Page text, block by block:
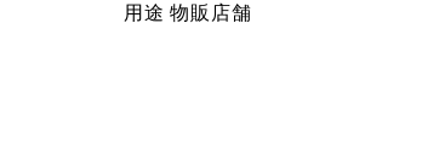
用途 物販店舗